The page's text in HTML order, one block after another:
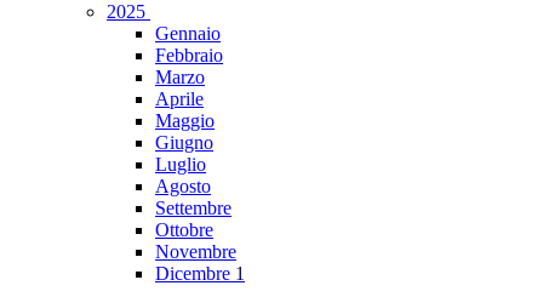
2025
Gennaio
Febbraio
Marzo
Aprile
Maggio
Giugno
Luglio
Agosto
Settembre
Ottobre
Novembre
Dicembre 1